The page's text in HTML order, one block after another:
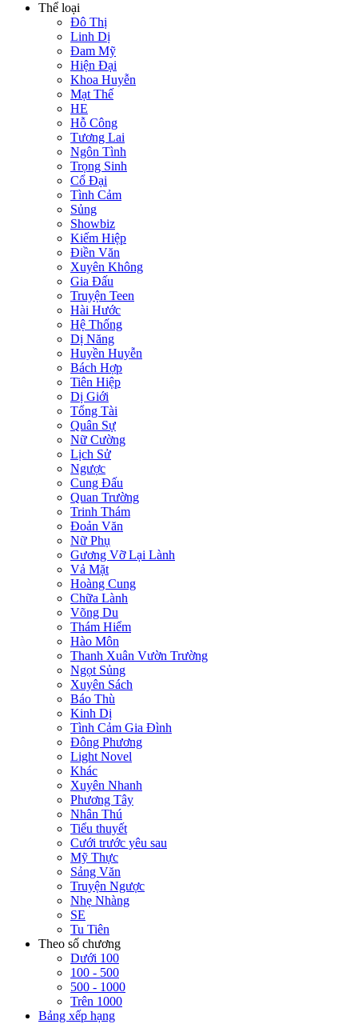
Thể loại
Đô Thị
Linh Dị
Đam Mỹ
Hiện Đại
Khoa Huyễn
Mạt Thế
HE
Hỗ Công
Tương Lai
Ngôn Tình
Trọng Sinh
Cổ Đại
Tình Cảm
Sủng
Showbiz
Kiếm Hiệp
Điền Văn
Xuyên Không
Gia Đấu
Truyện Teen
Hài Hước
Hệ Thống
Dị Năng
Huyền Huyễn
Bách Hợp
Tiên Hiệp
Dị Giới
Tổng Tài
Quân Sự
Nữ Cường
Lịch Sử
Ngược
Cung Đấu
Quan Trường
Trinh Thám
Đoản Văn
Nữ Phụ
Gương Vỡ Lại Lành
Vả Mặt
Hoàng Cung
Chữa Lành
Võng Du
Thám Hiểm
Hào Môn
Thanh Xuân Vườn Trường
Ngọt Sủng
Xuyên Sách
Báo Thù
Kinh Dị
Tình Cảm Gia Đình
Đông Phương
Light Novel
Khác
Xuyên Nhanh
Phương Tây
Nhân Thú
Tiểu thuyết
Cưới trước yêu sau
Mỹ Thực
Sảng Văn
Truyện Ngược
Nhẹ Nhàng
SE
Tu Tiên
Theo số chương
Dưới 100
100 - 500
500 - 1000
Trên 1000
Bảng xếp hạng